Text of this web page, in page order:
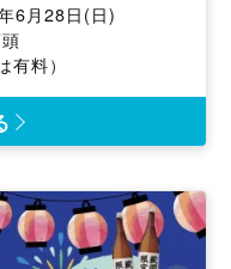
6月28日(日)
料）